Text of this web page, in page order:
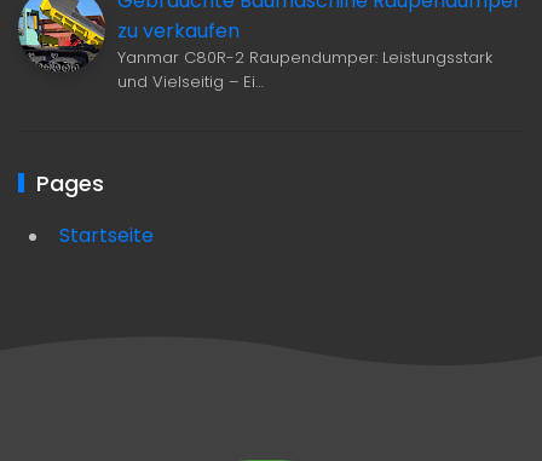
zu verkaufen
Yanmar C80R-2 Raupendumper: Leistungsstark
und Vielseitig – Ei…
Pages
Startseite